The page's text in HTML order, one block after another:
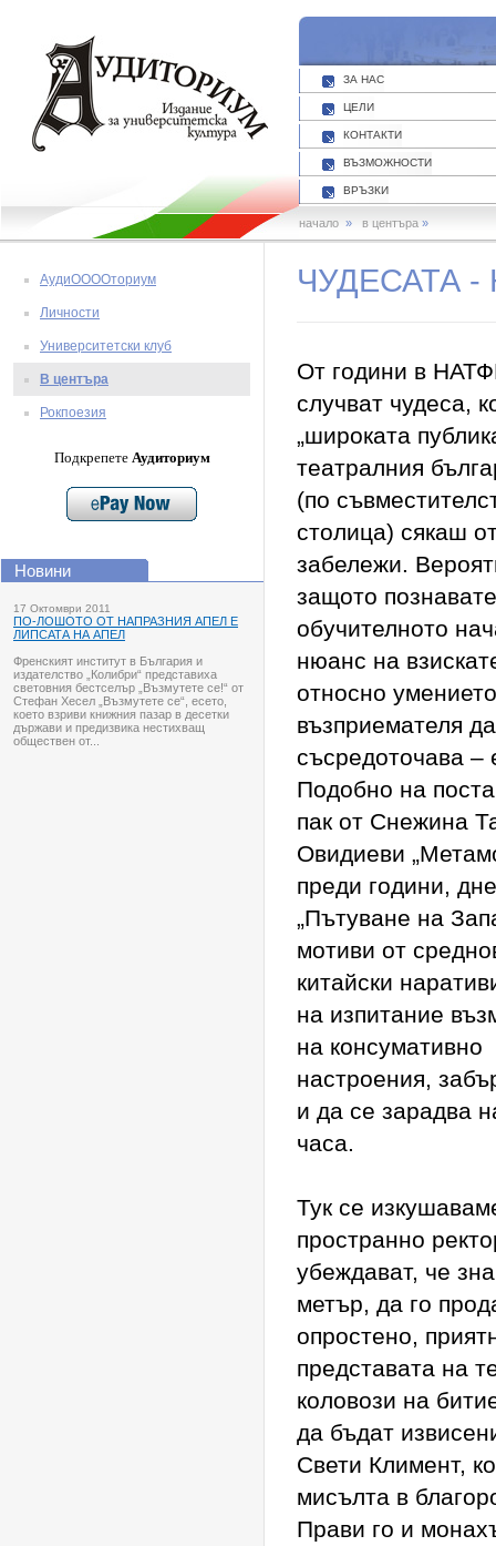
ЗА НАС
ЦЕЛИ
КОНТАКТИ
ВЪЗМОЖНОСТИ
ВРЪЗКИ
начало » в центъра »
АудиООООториум
Личности
Университетски клуб
В центъра
Рокпоезия
Подкрепете Аудиториум
Новини
17 Октомври 2011
ПО-ЛОШОТО ОТ НАПРАЗНИЯ АПЕЛ Е
ЛИПСАТА НА АПЕЛ
Френският институт в България и
издателство „Колибри“ представиха
световния бестселър „Възмутете се!“ от
Стефан Хесел „Възмутете се“, есето,
което взриви книжния пазар в десетки
държави и предизвика нестихващ
обществен от...
ЧУДЕСАТА
От години в
случват чудеса,
„широката
театралния
(по
столица) сякаш
забележи.
защото
обучителното
нюанс на
относно
възприемателя
съсредоточава –
Подобно на
пак от Снежина
Овидиеви
преди години,
„Пътуване на
мотиви от
китайски
на изпитание
на консумативно
настроения,
и да се зарадва
часа.
Тук се
пространно
убеждават, че
метър, да го
опростено,
представата на
коловози на
да бъдат
Свети Климент,
мисълта в
Прави го и